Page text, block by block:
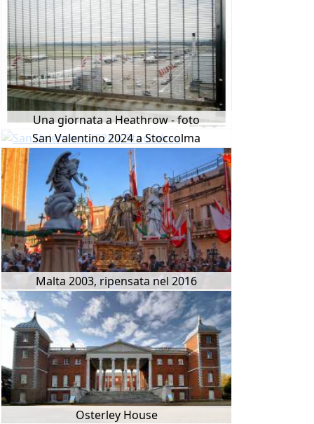
Una giornata a Heathrow - foto
San Valentino 2024 a Stoccolma
Malta 2003, ripensata nel 2016
Osterley House